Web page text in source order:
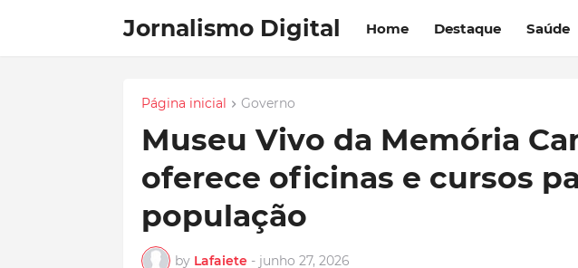
Jornalismo Digital Home Destaque Saúde
Página inicial Governo
Museu Vivo da Memória
oferece oficinas e cursos
população
by Lafaiete - junho 27, 2026